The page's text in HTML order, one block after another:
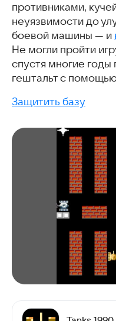
противниками,
неуязвимости до
боевой машины — и
Не могли пройти
спустя многие
гештальт с
Защитить базу